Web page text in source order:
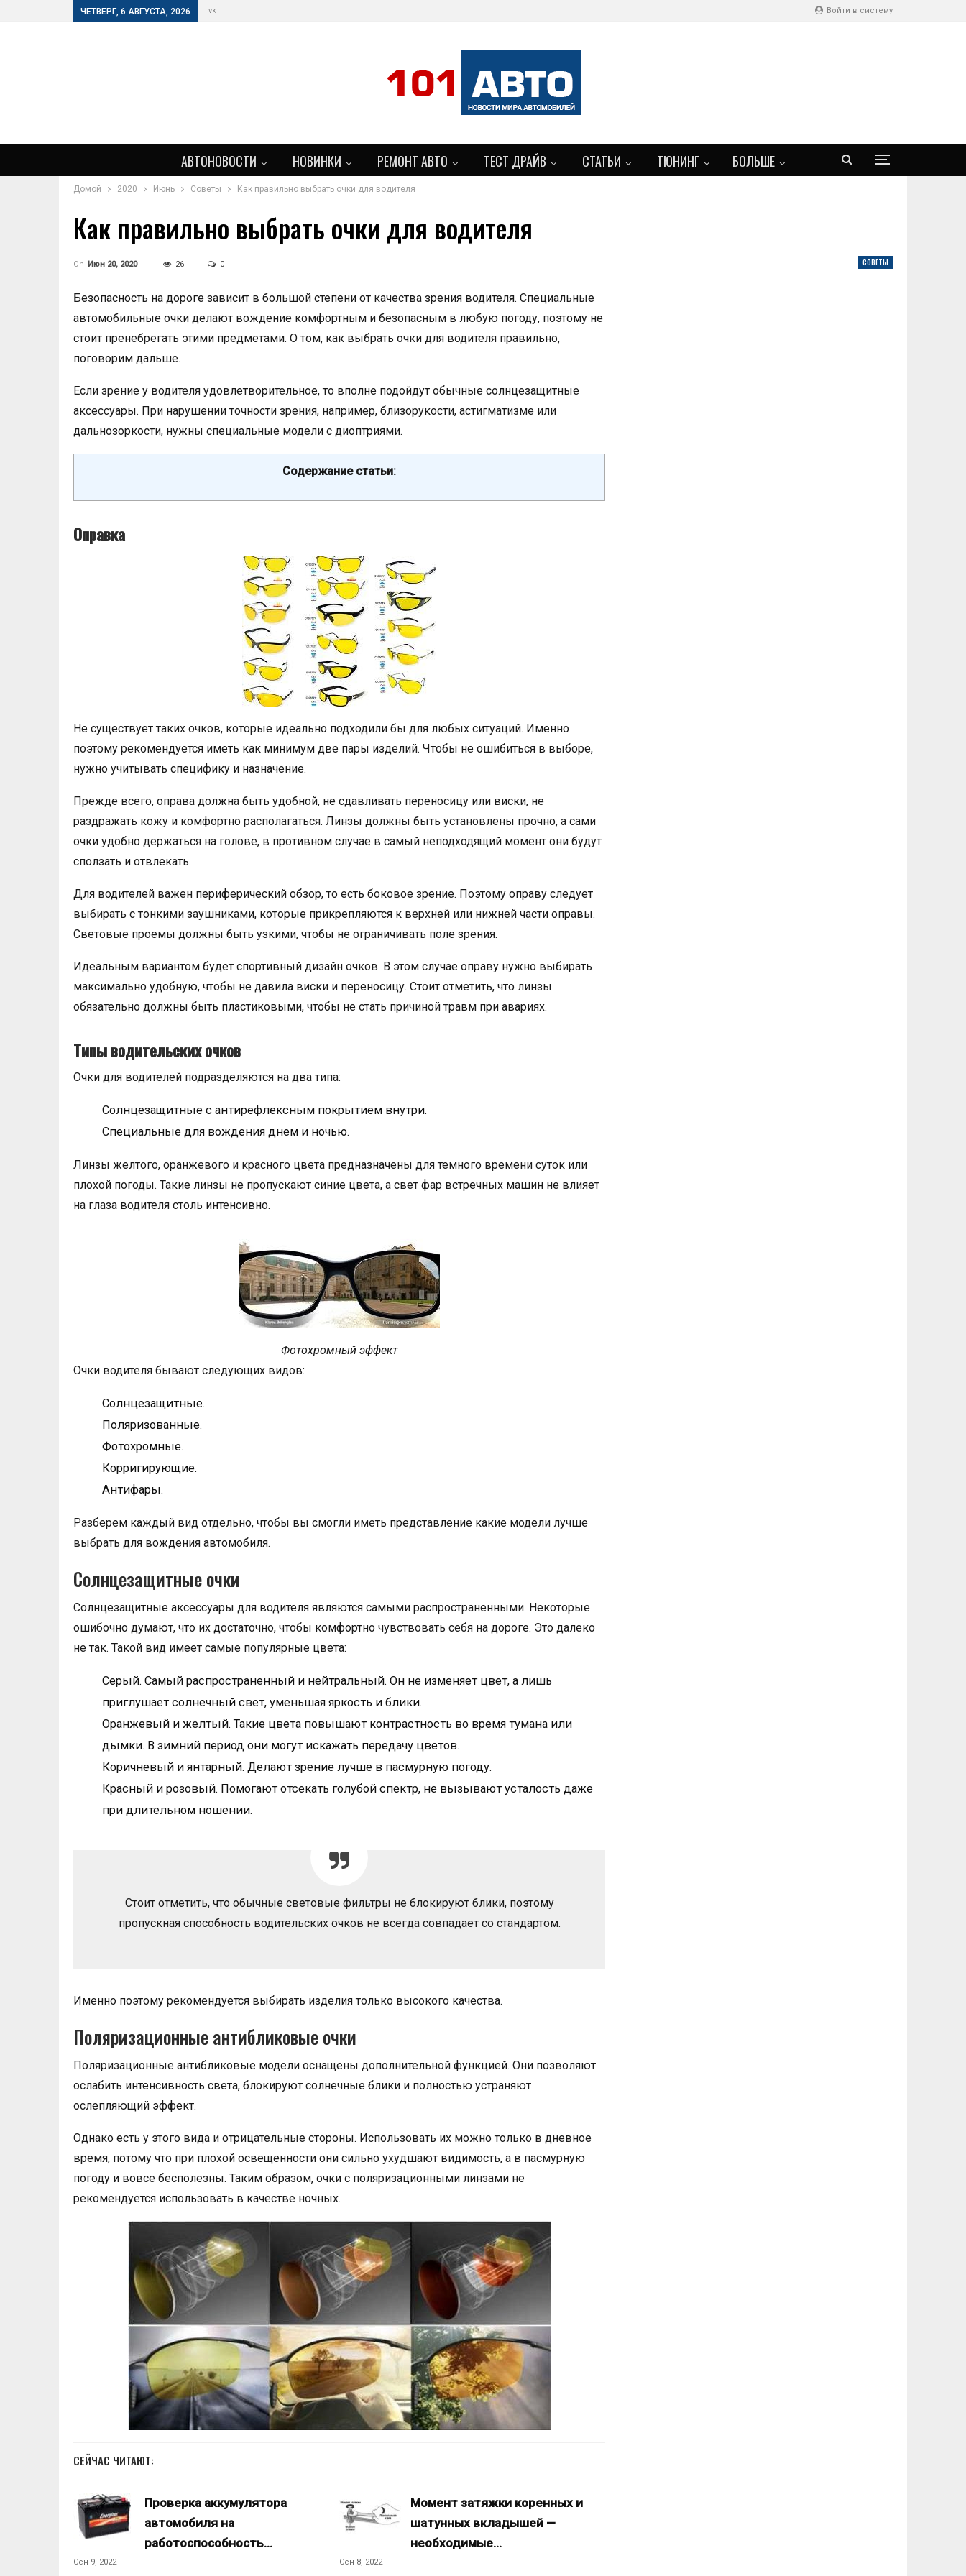
Войти в систему
ЧЕТВЕРГ, 6 АВГУСТА, 2026 vk
АВТОНОВОСТИ НОВИНКИ РЕМОНТ АВТО ТЕСТ ДРАЙВ СТАТЬИ ТЮНИНГ БОЛЬШЕ
Домой 2020 Июнь Советы Как правильно выбрать очки для водителя
Как правильно выбрать очки для водителя
СОВЕТЫ
On Июн 20, 2020 26 0
Безопасность на дороге зависит в большой степени от качества зрения водителя. Специальные
автомобильные очки делают вождение комфортным и безопасным в любую погоду, поэтому не
стоит пренебрегать этими предметами. О том, как выбрать очки для водителя правильно,
поговорим дальше.
Если зрение у водителя удовлетворительное, то вполне подойдут обычные солнцезащитные
аксессуары. При нарушении точности зрения, например, близорукости, астигматизме или
дальнозоркости, нужны специальные модели с диоптриями.
Содержание статьи:
Оправка
Не существует таких очков, которые идеально подходили бы для любых ситуаций. Именно
поэтому рекомендуется иметь как минимум две пары изделий. Чтобы не ошибиться в выборе,
нужно учитывать специфику и назначение.
Прежде всего, оправа должна быть удобной, не сдавливать переносицу или виски, не
раздражать кожу и комфортно располагаться. Линзы должны быть установлены прочно, а сами
очки удобно держаться на голове, в противном случае в самый неподходящий момент они будут
сползать и отвлекать.
Для водителей важен периферический обзор, то есть боковое зрение. Поэтому оправу следует
выбирать с тонкими заушниками, которые прикрепляются к верхней или нижней части оправы.
Световые проемы должны быть узкими, чтобы не ограничивать поле зрения.
Идеальным вариантом будет спортивный дизайн очков. В этом случае оправу нужно выбирать
максимально удобную, чтобы не давила виски и переносицу. Стоит отметить, что линзы
обязательно должны быть пластиковыми, чтобы не стать причиной травм при авариях.
Типы водительских очков
Очки для водителей подразделяются на два типа:
Солнцезащитные с антирефлексным покрытием внутри.
Специальные для вождения днем и ночью.
Линзы желтого, оранжевого и красного цвета предназначены для темного времени суток или
плохой погоды. Такие линзы не пропускают синие цвета, а свет фар встречных машин не влияет
на глаза водителя столь интенсивно.
Фотохромный эффект
Очки водителя бывают следующих видов:
Солнцезащитные.
Поляризованные.
Фотохромные.
Корригирующие.
Антифары.
Разберем каждый вид отдельно, чтобы вы смогли иметь представление какие модели лучше
выбрать для вождения автомобиля.
Солнцезащитные очки
Солнцезащитные аксессуары для водителя являются самыми распространенными. Некоторые
ошибочно думают, что их достаточно, чтобы комфортно чувствовать себя на дороге. Это далеко
не так. Такой вид имеет самые популярные цвета:
Серый. Самый распространенный и нейтральный. Он не изменяет цвет, а лишь
приглушает солнечный свет, уменьшая яркость и блики.
Оранжевый и желтый. Такие цвета повышают контрастность во время тумана или
дымки. В зимний период они могут искажать передачу цветов.
Коричневый и янтарный. Делают зрение лучше в пасмурную погоду.
Красный и розовый. Помогают отсекать голубой спектр, не вызывают усталость даже
при длительном ношении.
Стоит отметить, что обычные световые фильтры не блокируют блики, поэтому
пропускная способность водительских очков не всегда совпадает со стандартом.
Именно поэтому рекомендуется выбирать изделия только высокого качества.
Поляризационные антибликовые очки
Поляризационные антибликовые модели оснащены дополнительной функцией. Они позволяют
ослабить интенсивность света, блокируют солнечные блики и полностью устраняют
ослепляющий эффект.
Однако есть у этого вида и отрицательные стороны. Использовать их можно только в дневное
время, потому что при плохой освещенности они сильно ухудшают видимость, а в пасмурную
погоду и вовсе бесполезны. Таким образом, очки с поляризационными линзами не
рекомендуется использовать в качестве ночных.
СЕЙЧАС ЧИТАЮТ:
Проверка аккумулятора
автомобиля на
работоспособность…
Сен 9, 2022
Момент затяжки коренных и
шатунных вкладышей —
необходимые…
Сен 8, 2022